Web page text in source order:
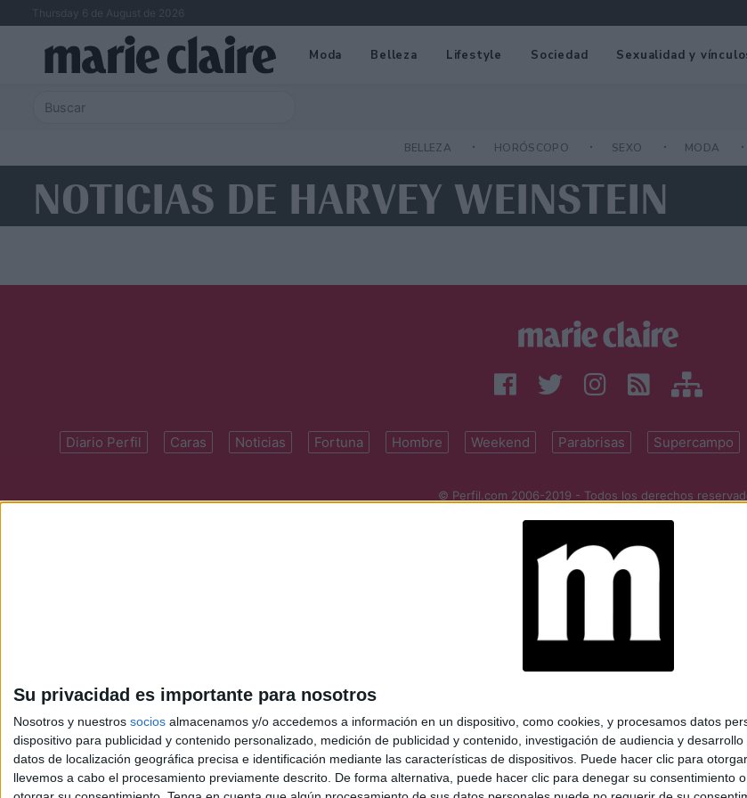
Su privacidad es importante para nosotros
Nosotros y nuestros socios almacenamos y/o accedemos a información en un dispositivo, como cookies, y procesamos datos
dispositivo para publicidad y contenido personalizado, medición de publicidad y contenido, investigación de audiencia y desarrollo
datos de localización geográfica precisa e identificación mediante las características de dispositivos. Puede hacer clic para
llevemos a cabo el procesamiento previamente descrito. De forma alternativa, puede hacer clic para denegar su
Thursday 6 de August de 2026
Moda Belleza Lifestyle Sociedad Sexualidad y
BELLEZA HORÓSCOPO SEXO MODA
NOTICIAS DE HARVEY WEINSTEIN
Diario Perfil Caras Noticias Fortuna Hombre Weekend Parabrisas Supercampo
© Perfil.com 2006-2019 - Todos los derechos
perfilcom@perfil.com| Propietario: Diario Perfil S.A.